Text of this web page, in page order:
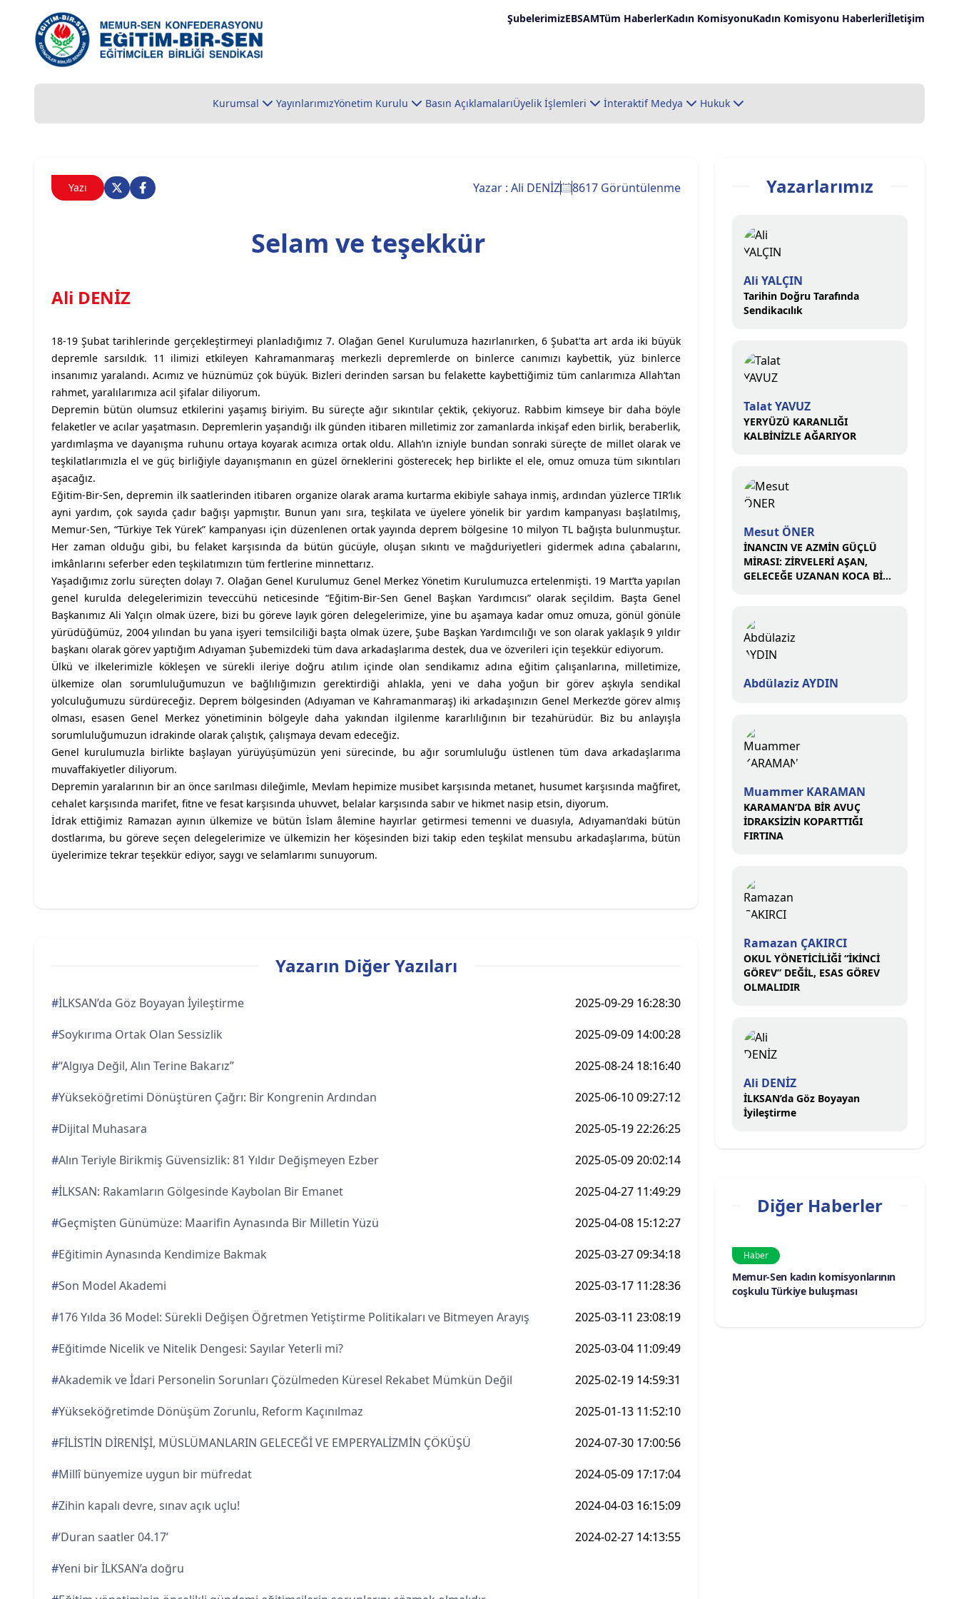
ŞubelerimizEBSAMTüm HaberlerKadın KomisyonuKadın Komisyonu Haberleriİletişim
Kurumsal YayınlarımızYönetim Kurulu Basın AçıklamalarıÜyelik İşlemleri İnteraktif Medya Hukuk
Yazı Yazar : Ali DENİZ 8617 Görüntülenme
Selam ve teşekkür
Ali DENİZ
18-19 Şubat tarihlerinde gerçekleştirmeyi planladığımız 7. Olağan Genel Kurulumuza hazırlanırken, 6 Şubat'ta art arda iki büyük
depremle sarsıldık. 11 ilimizi etkileyen Kahramanmaraş merkezli depremlerde on binlerce canımızı kaybettik, yüz binlerce
insanımız yaralandı. Acımız ve hüznümüz çok büyük. Bizleri derinden sarsan bu felakette kaybettiğimiz tüm canlarımıza Allah’tan
rahmet, yaralılarımıza acil şifalar diliyorum.
Depremin bütün olumsuz etkilerini yaşamış biriyim. Bu süreçte ağır sıkıntılar çektik, çekiyoruz. Rabbim kimseye bir daha böyle
felaketler ve acılar yaşatmasın. Depremlerin yaşandığı ilk günden itibaren milletimiz zor zamanlarda inkişaf eden birlik, beraberlik,
yardımlaşma ve dayanışma ruhunu ortaya koyarak acımıza ortak oldu. Allah’ın izniyle bundan sonraki süreçte de millet olarak ve
teşkilatlarımızla el ve güç birliğiyle dayanışmanın en güzel örneklerini gösterecek; hep birlikte el ele, omuz omuza tüm sıkıntıları
aşacağız.
Eğitim-Bir-Sen, depremin ilk saatlerinden itibaren organize olarak arama kurtarma ekibiyle sahaya inmiş, ardından yüzlerce TIR’lık
ayni yardım, çok sayıda çadır bağışı yapmıştır. Bunun yanı sıra, teşkilata ve üyelere yönelik bir yardım kampanyası başlatılmış,
Memur-Sen, “Türkiye Tek Yürek” kampanyası için düzenlenen ortak yayında deprem bölgesine 10 milyon TL bağışta bulunmuştur.
Her zaman olduğu gibi, bu felaket karşısında da bütün gücüyle, oluşan sıkıntı ve mağduriyetleri gidermek adına çabalarını,
imkânlarını seferber eden teşkilatımızın tüm fertlerine minnettarız.
Yaşadığımız zorlu süreçten dolayı 7. Olağan Genel Kurulumuz Genel Merkez Yönetim Kurulumuzca ertelenmişti. 19 Mart’ta yapılan
genel kurulda delegelerimizin teveccühü neticesinde “Eğitim-Bir-Sen Genel Başkan Yardımcısı” olarak seçildim. Başta Genel
Başkanımız Ali Yalçın olmak üzere, bizi bu göreve layık gören delegelerimize, yine bu aşamaya kadar omuz omuza, gönül gönüle
yürüdüğümüz, 2004 yılından bu yana işyeri temsilciliği başta olmak üzere, Şube Başkan Yardımcılığı ve son olarak yaklaşık 9 yıldır
başkanı olarak görev yaptığım Adıyaman Şubemizdeki tüm dava arkadaşlarıma destek, dua ve özverileri için teşekkür ediyorum.
Ülkü ve ilkelerimizle kökleşen ve sürekli ileriye doğru atılım içinde olan sendikamız adına eğitim çalışanlarına, milletimize,
ülkemize olan sorumluluğumuzun ve bağlılığımızın gerektirdiği ahlakla, yeni ve daha yoğun bir görev aşkıyla sendikal
yolculuğumuzu sürdüreceğiz. Deprem bölgesinden (Adıyaman ve Kahramanmaraş) iki arkadaşınızın Genel Merkez’de görev almış
olması, esasen Genel Merkez yönetiminin bölgeyle daha yakından ilgilenme kararlılığının bir tezahürüdür. Biz bu anlayışla
sorumluluğumuzun idrakinde olarak çalıştık, çalışmaya devam edeceğiz.
Genel kurulumuzla birlikte başlayan yürüyüşümüzün yeni sürecinde, bu ağır sorumluluğu üstlenen tüm dava arkadaşlarıma
muvaffakiyetler diliyorum.
Depremin yaralarının bir an önce sarılması dileğimle, Mevlam hepimize musibet karşısında metanet, husumet karşısında mağfiret,
cehalet karşısında marifet, fitne ve fesat karşısında uhuvvet, belalar karşısında sabır ve hikmet nasip etsin, diyorum.
İdrak ettiğimiz Ramazan ayının ülkemize ve bütün İslam âlemine hayırlar getirmesi temenni ve duasıyla, Adıyaman’daki bütün
dostlarıma, bu göreve seçen delegelerimize ve ülkemizin her köşesinden bizi takip eden teşkilat mensubu arkadaşlarıma, bütün
üyelerimize tekrar teşekkür ediyor, saygı ve selamlarımı sunuyorum.
Yazarın Diğer Yazıları
#İLKSAN’da Göz Boyayan İyileştirme
2025-09-29 16:28:30
#Soykırıma Ortak Olan Sessizlik
2025-09-09 14:00:28
#“Algıya Değil, Alın Terine Bakarız”
2025-08-24 18:16:40
#Yükseköğretimi Dönüştüren Çağrı: Bir Kongrenin Ardından
2025-06-10 09:27:12
#Dijital Muhasara
2025-05-19 22:26:25
#Alın Teriyle Birikmiş Güvensizlik: 81 Yıldır Değişmeyen Ezber
2025-05-09 20:02:14
#İLKSAN: Rakamların Gölgesinde Kaybolan Bir Emanet
2025-04-27 11:49:29
#Geçmişten Günümüze: Maarifin Aynasında Bir Milletin Yüzü
2025-04-08 15:12:27
#Eğitimin Aynasında Kendimize Bakmak
2025-03-27 09:34:18
#Son Model Akademi
2025-03-17 11:28:36
#176 Yılda 36 Model: Sürekli Değişen Öğretmen Yetiştirme Politikaları ve Bitmeyen Arayış
2025-03-11 23:08:19
#Eğitimde Nicelik ve Nitelik Dengesi: Sayılar Yeterli mi?
2025-03-04 11:09:49
#Akademik ve İdari Personelin Sorunları Çözülmeden Küresel Rekabet Mümkün Değil
2025-02-19 14:59:31
#Yükseköğretimde Dönüşüm Zorunlu, Reform Kaçınılmaz
2025-01-13 11:52:10
#FİLİSTİN DİRENİŞİ, MÜSLÜMANLARIN GELECEĞİ VE EMPERYALİZMİN ÇÖKÜŞÜ
2024-07-30 17:00:56
#Millî bünyemize uygun bir müfredat
2024-05-09 17:17:04
#Zihin kapalı devre, sınav açık uçlu!
2024-04-03 16:15:09
#‘Duran saatler 04.17’
2024-02-27 14:13:55
#Yeni bir İLKSAN’a doğru
Yazarlarımız
Ali YALÇIN
Tarihin Doğru Tarafında
Sendikacılık
Talat YAVUZ
YERYÜZÜ KARANLIĞI
KALBİNİZLE AĞARIYOR
Mesut ÖNER
İNANCIN VE AZMİN GÜÇLÜ
MİRASI: ZİRVELERİ AŞAN,
GELECEĞE UZANAN KOCA BİR
Abdülaziz AYDIN
Muammer KARAMAN
KARAMAN’DA BİR AVUÇ
İDRAKSİZİN KOPARTTIĞI
FIRTINA
Ramazan ÇAKIRCI
OKUL YÖNETİCİLİĞİ “İKİNCİ
GÖREV” DEĞİL, ESAS GÖREV
OLMALIDIR
Ali DENİZ
İLKSAN’da Göz Boyayan
İyileştirme
Diğer Haberler
Haber
Memur-Sen kadın komisyonlarının
coşkulu Türkiye buluşması